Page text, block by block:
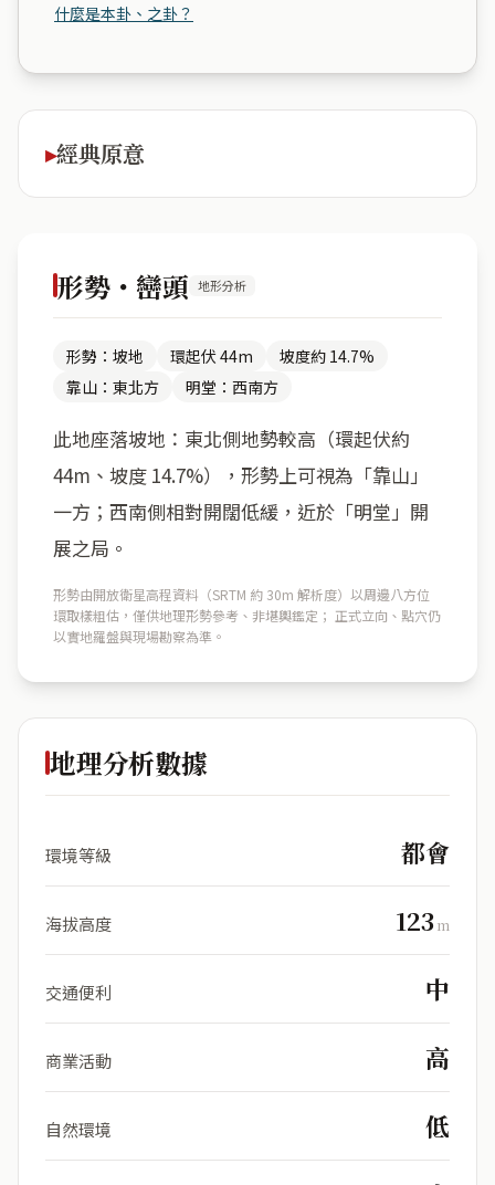
什麼是本卦、之卦？
經典原意
形勢・巒頭 地形分析
形勢：坡地 環起伏 44m
坡度約 14.7%
靠山：東北方
明堂：西南方
此地座落坡地：東北側地勢較高（環起伏約
44m、坡度 14.7%），形勢上可視為「靠山」
一方；西南側相對開闊低緩，近於「明堂」開
展之局。
形勢由開放衛星高程資料（SRTM 約 30m 解析度）以周邊八方位
環取樣粗估，僅供地理形勢參考、非堪輿鑑定； 正式立向、點穴仍
以實地羅盤與現場勘察為準。
地理分析數據
環境等級 都會
海拔高度 123m
交通便利 中
商業活動 高
自然環境
低